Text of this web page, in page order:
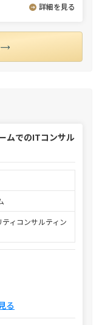
詳細を見る
ムでのITコンサル
ィコンサルティン
る